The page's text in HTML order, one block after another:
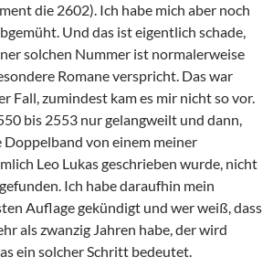
die 2602). Ich habe mich aber noch
Und das ist eigentlich schade,
solchen Nummer ist normalerweise
Romane verspricht. Das war
Fall, zumindest kam es mir nicht so vor.
bis 2553 nur gelangweilt und dann,
von einem meiner
Leo Lukas geschrieben wurde, nicht
Ich habe daraufhin mein
Auflage gekündigt und wer weiß, dass
als zwanzig Jahren habe, der wird
ein solcher Schritt bedeutet.